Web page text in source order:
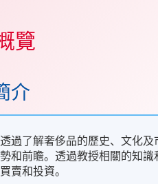
覽
介
過了解奢侈品的歷史、文化
和前瞻。透過教授相關的知
賣和投資。